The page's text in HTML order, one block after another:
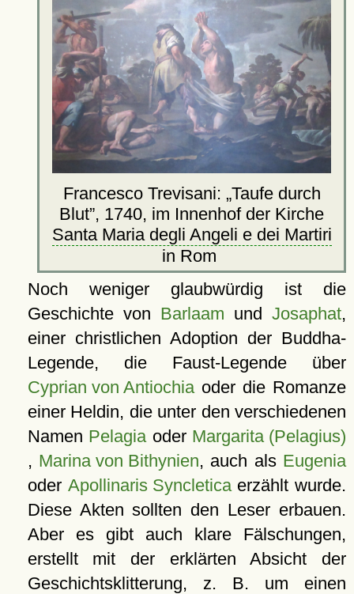
Francesco Trevisani: Taufe durch
Blut , 1740, im Innenhof der Kirche
Santa Maria degli Angeli e dei Martiri
in Rom
Noch weniger glaubwürdig ist die
Geschichte von Barlaam und Josaphat,
einer christlichen Adoption der Buddha-
Legende, die Faust-Legende über
Cyprian von Antiochiaoder die Romanze
einer Heldin, die unter den verschiedenen
Namen Pelagia oder Margarita (Pelagius)
, Marina von Bithynien, auch als Eugenia
oder Apollinaris Syncleticaerzählt wurde.
Diese Akten sollten den Leser erbauen.
Aber es gibt auch klare Fälschungen,
erstellt mit der erklärten Absicht der
Geschichtsklitterung, z. B. um einen